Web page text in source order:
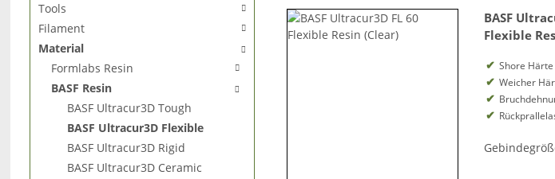
BASF
Flexible
Shore
Weicher
Tools
Filament
Material
Formlabs Resin
BASF Resin
BASF Ultracur3D Tough
BASF Ultracur3D Flexible
BASF Ultracur3D Rigid
BASF Ultracur3D Ceramic